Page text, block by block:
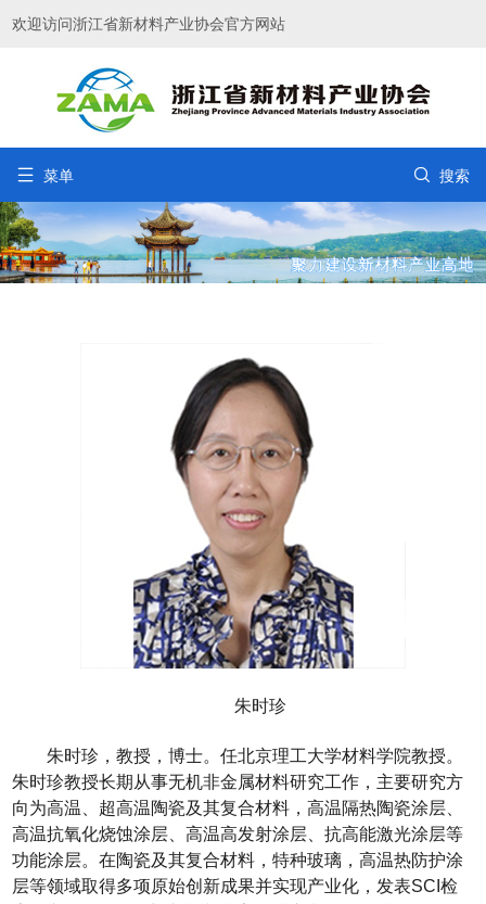
欢迎访问浙江省新材料产业协会官方网站
 菜单  搜索
朱时珍
朱时珍，教授，博士。任北京理工大学材料学院教授。
朱时珍教授长期从事无机非金属材料研究工作，主要研究方
向为高温、超高温陶瓷及其复合材料，高温隔热陶瓷涂层、
高温抗氧化烧蚀涂层、高温高发射涂层、抗高能激光涂层等
功能涂层。在陶瓷及其复合材料，特种玻璃，高温热防护涂
层等领域取得多项原始创新成果并实现产业化，发表SCI检